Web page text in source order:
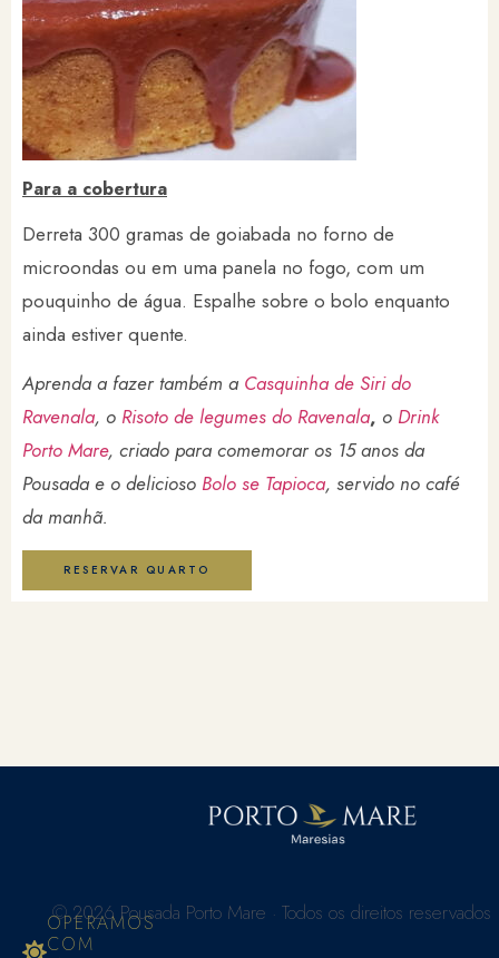
Para a cobertura
Derreta 300 gramas de goiabada no forno de
microondas ou em uma panela no fogo, com um
pouquinho de água. Espalhe sobre o bolo enquanto
ainda estiver quente.
Aprenda a fazer também a Casquinha de Siri do
Ravenala, o Risoto de legumes do Ravenala, o Drink
Porto Mare, criado para comemorar os 15 anos da
Pousada e o delicioso Bolo se Tapioca, servido no café
da manhã.
RESERVAR QUARTO
OPERAMOS
COM
© 2026 Pousada Porto Mare · Todos os direitos reservados